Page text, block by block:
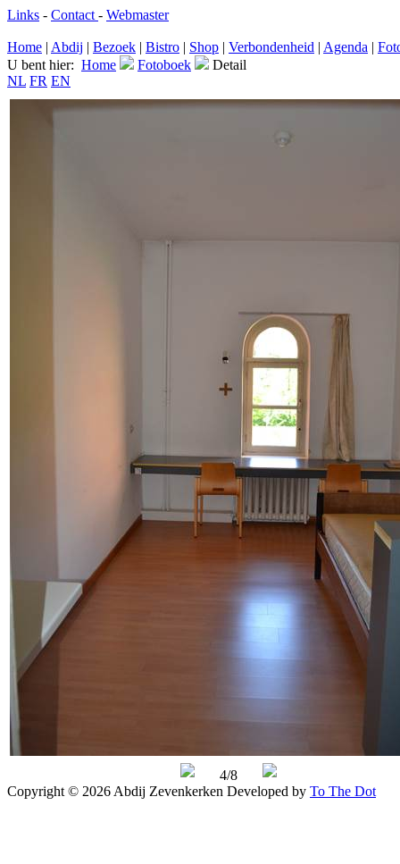
Links - Contact - Webmaster
Home | Abdij | Bezoek | Bistro | Shop | Verbondenheid | Agenda |
U bent hier: Home Fotoboek
Detail
NL FR EN
4/8
Copyright © 2026 Abdij Zevenkerken Developed by To The Dot